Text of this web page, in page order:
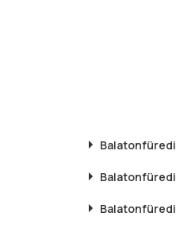
Balatonfüredi
Balatonfüredi
Balatonfüredi